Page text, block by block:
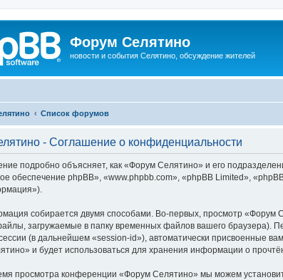
Форум Селятино
новости и события Селятино, обсуждение жителей
Список форумов
- Соглашение о конфиденциальности
подробно объясняет, как «Форум Селятино» и его
обеспечение phpBB», «www.phpbb.com», «phpBB Limited»,
собирается двумя способами. Во-первых, просмотр «Форум
загружаемые в папку временных файлов вашего браузера).
(в дальнейшем «session-id»), автоматически присвоенные
и будет использоваться для хранения информации о
просмотра конференции «Форум Селятино» мы можем